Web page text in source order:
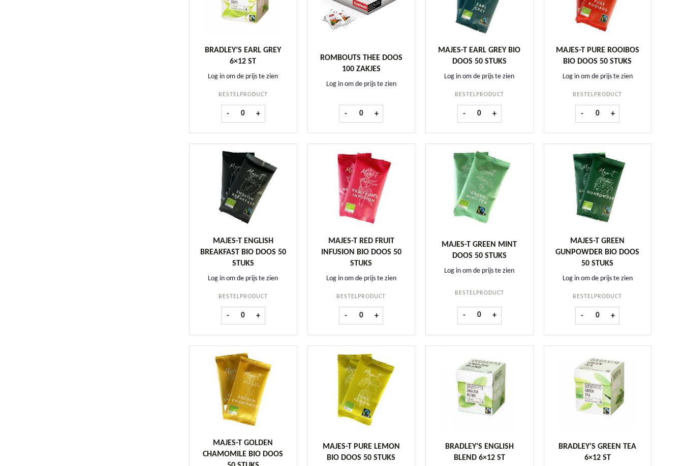
BRADLEY’S EARL GREY
6×12 ST
Log in om de prijs te zien
BESTELPRODUCT
- Bradley's Earl Grey 6x12 st aantal
+
ROMBOUTS THEE DOOS
100 ZAKJES
Log in om de prijs te zien
- Rombouts Thee doos 100 zakjes aantal
+
MAJES-T EARL GREY BIO
DOOS 50 STUKS
Log in om de prijs te zien
BESTELPRODUCT
- Majes-T Earl Grey BIO doos 50 stuks aantal
+
MAJES-T PURE ROOIBOS
BIO DOOS 50 STUKS
Log in om de prijs te zien
BESTELPRODUCT
- Majes-T Pure Rooibos BIO
+
MAJES-T ENGLISH
BREAKFAST BIO DOOS 50
STUKS
Log in om de prijs te zien
BESTELPRODUCT
- Majes-T English Breakfast BIO doos 50 stuks aantal
+
MAJES-T RED FRUIT
INFUSION BIO DOOS 50
STUKS
Log in om de prijs te zien
BESTELPRODUCT
- Majes-T Red Fruit Infusion BIO doos 50 stuks aantal
+
MAJES-T GREEN MINT
DOOS 50 STUKS
Log in om de prijs te zien
BESTELPRODUCT
- Majes-T Green Mint doos 50 stuks aantal
+
MAJES-T GREEN
GUNPOWDER BIO DOOS
50 STUKS
Log in om de prijs te zien
BESTELPRODUCT
- Majes-T Green Gunpowder
+
MAJES-T GOLDEN
CHAMOMILE BIO DOOS
MAJES-T PURE LEMON
BIO DOOS 50 STUKS
BRADLEY’S ENGLISH
BLEND 6×12 ST
BRADLEY’S GREEN TEA
6×12 ST